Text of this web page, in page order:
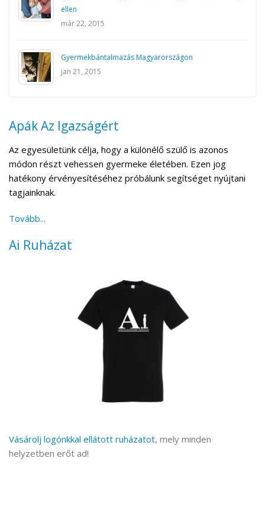
ellen
már 22, 2015
Gyermekbántalmazás Magyarországon
jan 21, 2015
Apák Az Igazságért
Az egyesületünk célja, hogy a különélő szülő is azonos
módon részt vehessen gyermeke életében. Ezen jog
hatékony érvényesítéséhez próbálunk segítséget nyújtani
tagjainknak.
Tovább...
Ai Ruházat
Vásárolj logónkkal ellátott ruházatot, mely minden
helyzetben erőt ad!